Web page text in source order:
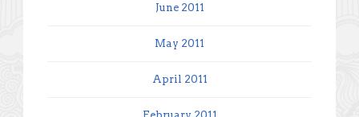
June 2011
May 2011
April 2011